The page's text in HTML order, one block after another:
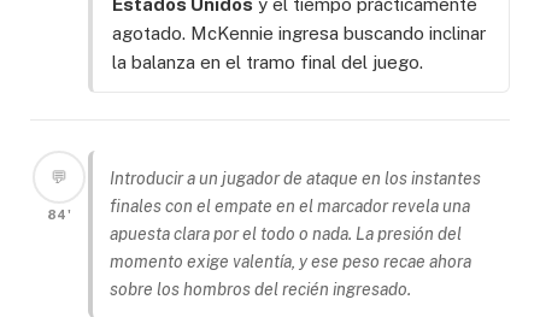
Estados Unidos y el tiempo prácticamente
agotado. McKennie ingresa buscando inclinar
la balanza en el tramo final del juego.
💬
84'
Introducir a un jugador de ataque en los instantes
finales con el empate en el marcador revela una
apuesta clara por el todo o nada. La presión del
momento exige valentía, y ese peso recae ahora
sobre los hombros del recién ingresado.